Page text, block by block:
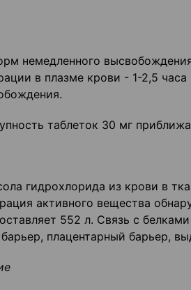
немедленного
в плазме крови - 1-2,5
таблеток 30 мг
гидрохлорида из крови в
активного вещества
552 л. Связь с
плацентарный барьер,